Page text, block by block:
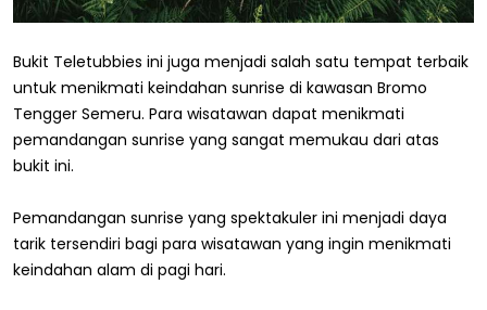
Bukit Teletubbies ini juga menjadi salah satu tempat terbaik
untuk menikmati keindahan sunrise di kawasan Bromo
Tengger Semeru. Para wisatawan dapat menikmati
pemandangan sunrise yang sangat memukau dari atas
bukit ini.
Pemandangan sunrise yang spektakuler ini menjadi daya
tarik tersendiri bagi para wisatawan yang ingin menikmati
keindahan alam di pagi hari.